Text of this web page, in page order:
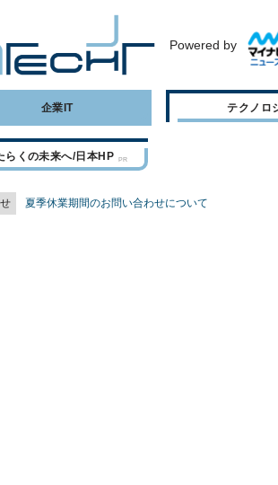
Powered by
企業IT テクノロ
らくの未来へ/日本HP
夏季休業期間のお問い合わせについて